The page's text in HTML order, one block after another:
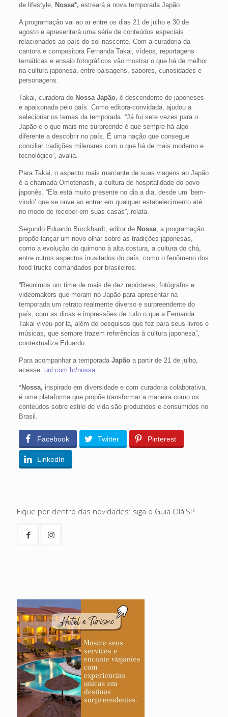
de lifestyle,
Nossa*, estreará a nova temporada Japão.
A programação vai ao ar entre os dias 21 de julho e 30 de
agosto e apresentará uma série de conteúdos especiais
relacionados ao país do sol nascente. Com a curadoria da
cantora e compositora Fernanda Takai, vídeos, reportagens
temáticas e ensaio fotográficos vão mostrar o que há de melhor
na cultura japonesa, entre paisagens, sabores, curiosidades e
personagens.
Takai, curadora do Nossa Japão, é descendente de japoneses
e apaixonada pelo país. Como editora-convidada, ajudou a
selecionar os temas da temporada. “Já fui sete vezes para o
Japão e o que mais me surpreende é que sempre há algo
diferente a descobrir no país. É uma nação que consegue
conciliar tradições milenares com o que há de mais moderno e
tecnológico”, avalia.
Para Takai, o aspecto mais marcante de suas viagens ao Japão
é a chamada Omotenashi, a cultura de hospitalidade do povo
japonês. “Ela está muito presente no dia a dia, desde um ‘bem-
vindo’ que se ouve ao entrar em qualquer estabelecimento até
no modo de receber em suas casas”, relata.
Segundo Eduardo Burckhardt, editor de Nossa, a programação
propõe lançar um novo olhar sobre as tradições japonesas,
como a evolução do quimono à alta costura, a cultura do chá,
entre outros aspectos inusitados do país, como o fenômeno dos
food trucks comandados por brasileiros.
“Reunimos um time de mais de dez repórteres, fotógrafos e
videomakers que moram no Japão para apresentar na
temporada um retrato realmente diverso e surpreendente do
país, com as dicas e impressões de tudo o que a Fernanda
Takai viveu por lá, além de pesquisas que fez para seus livros e
músicas, que sempre trazem referências à cultura japonesa”,
contextualiza Eduardo.
Para acompanhar a temporada Japãoa partir de 21 de julho,
acesse: uol.com.br/nossa
*Nossa, inspirado em diversidade e com curadoria colaborativa,
é uma plataforma que propõe transformar a maneira como os
conteúdos sobre estilo de vida são produzidos e consumidos no
Brasil.
Facebook Twitter Pinterest
LinkedIn
Fique por dentro das novidades: siga o Guia Olá!SP